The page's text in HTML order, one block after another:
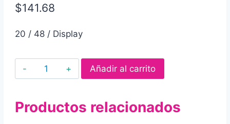
$141.68
20 / 48 / Display
Goma
de
trident
Añadir al carrito
Productos relacionados